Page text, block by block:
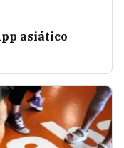
asiático